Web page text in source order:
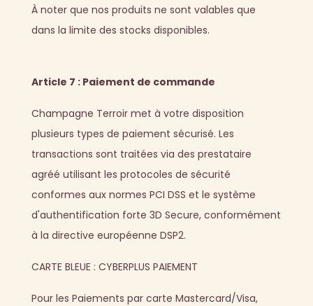
À noter que nos produits ne sont valables que
dans la limite des stocks disponibles.
Article 7 : Paiement de commande
Champagne Terroir met à votre disposition
plusieurs types de paiement sécurisé. Les
transactions sont traitées via des prestataire
agréé utilisant les protocoles de sécurité
conformes aux normes PCI DSS et le système
d'authentification forte 3D Secure, conformément
à la directive européenne DSP2.
CARTE BLEUE : CYBERPLUS PAIEMENT
Pour les Paiements par carte Mastercard/Visa,